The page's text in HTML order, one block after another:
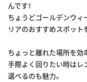
んです！
ちょうどゴールデンウィ
リアのおすすめスポット
ちょっと離れた場所を効
手際よく回りたい時は
選べるのも魅力。